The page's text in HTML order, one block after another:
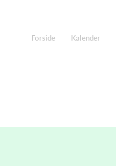
Forside Kalender